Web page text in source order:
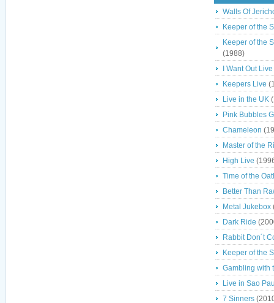
Walls Of
Keeper of the
Keeper of the
(1988)
I Want Out Live
Keepers Live
Live in the UK
Pink Bubbles
Chameleon
Master of the
High Live
Time of the
Better Than
Metal Jukebox
Dark Ride
Rabbit Don´t
Keeper of the
Gambling with
Live in Sao
7 Sinners